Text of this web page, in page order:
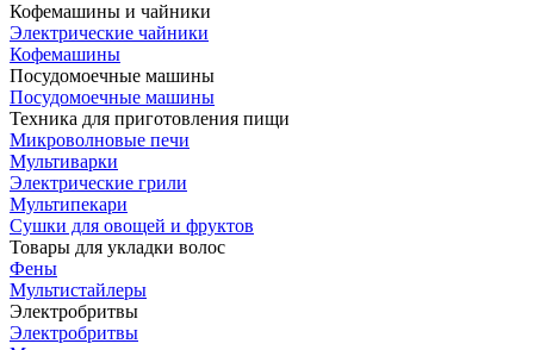
Кофемашины и чайники
Электрические чайники
Кофемашины
Посудомоечные машины
Посудомоечные машины
Техника для приготовления пищи
Микроволновые печи
Мультиварки
Электрические грили
Мультипекари
Сушки для овощей и фруктов
Товары для укладки волос
Фены
Мультистайлеры
Электробритвы
Электробритвы